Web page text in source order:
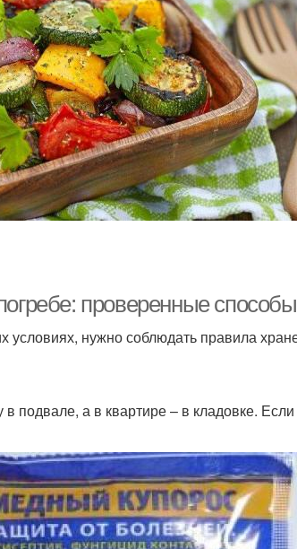
проверенные способы
условиях, нужно соблюдать правила
подвале, а в квартире – в кладовке. Если